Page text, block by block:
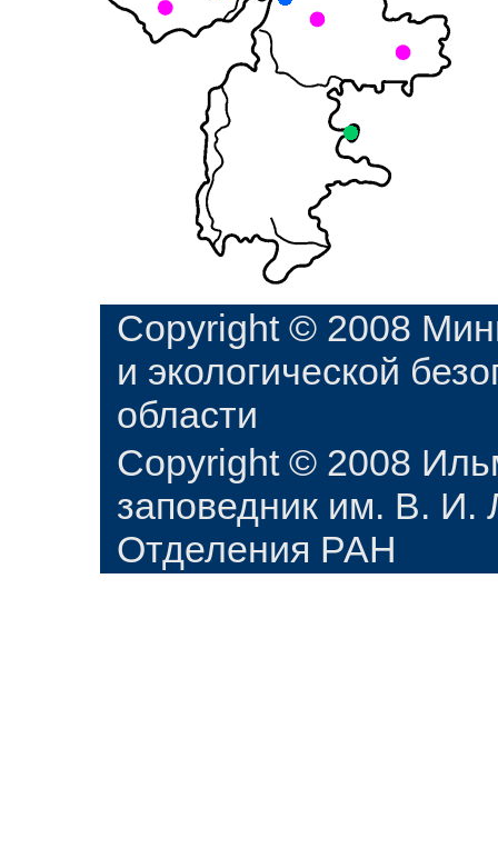
Copyright © 2008
и экологической
области
Copyright © 2008
заповедник им. В. И.
Отделения РАН